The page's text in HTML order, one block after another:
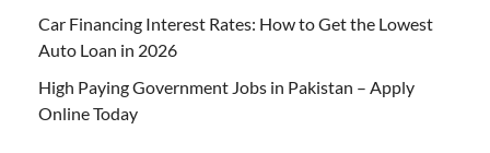
Car Financing Interest Rates: How to Get the Lowest
Auto Loan in 2026
High Paying Government Jobs in Pakistan – Apply
Online Today